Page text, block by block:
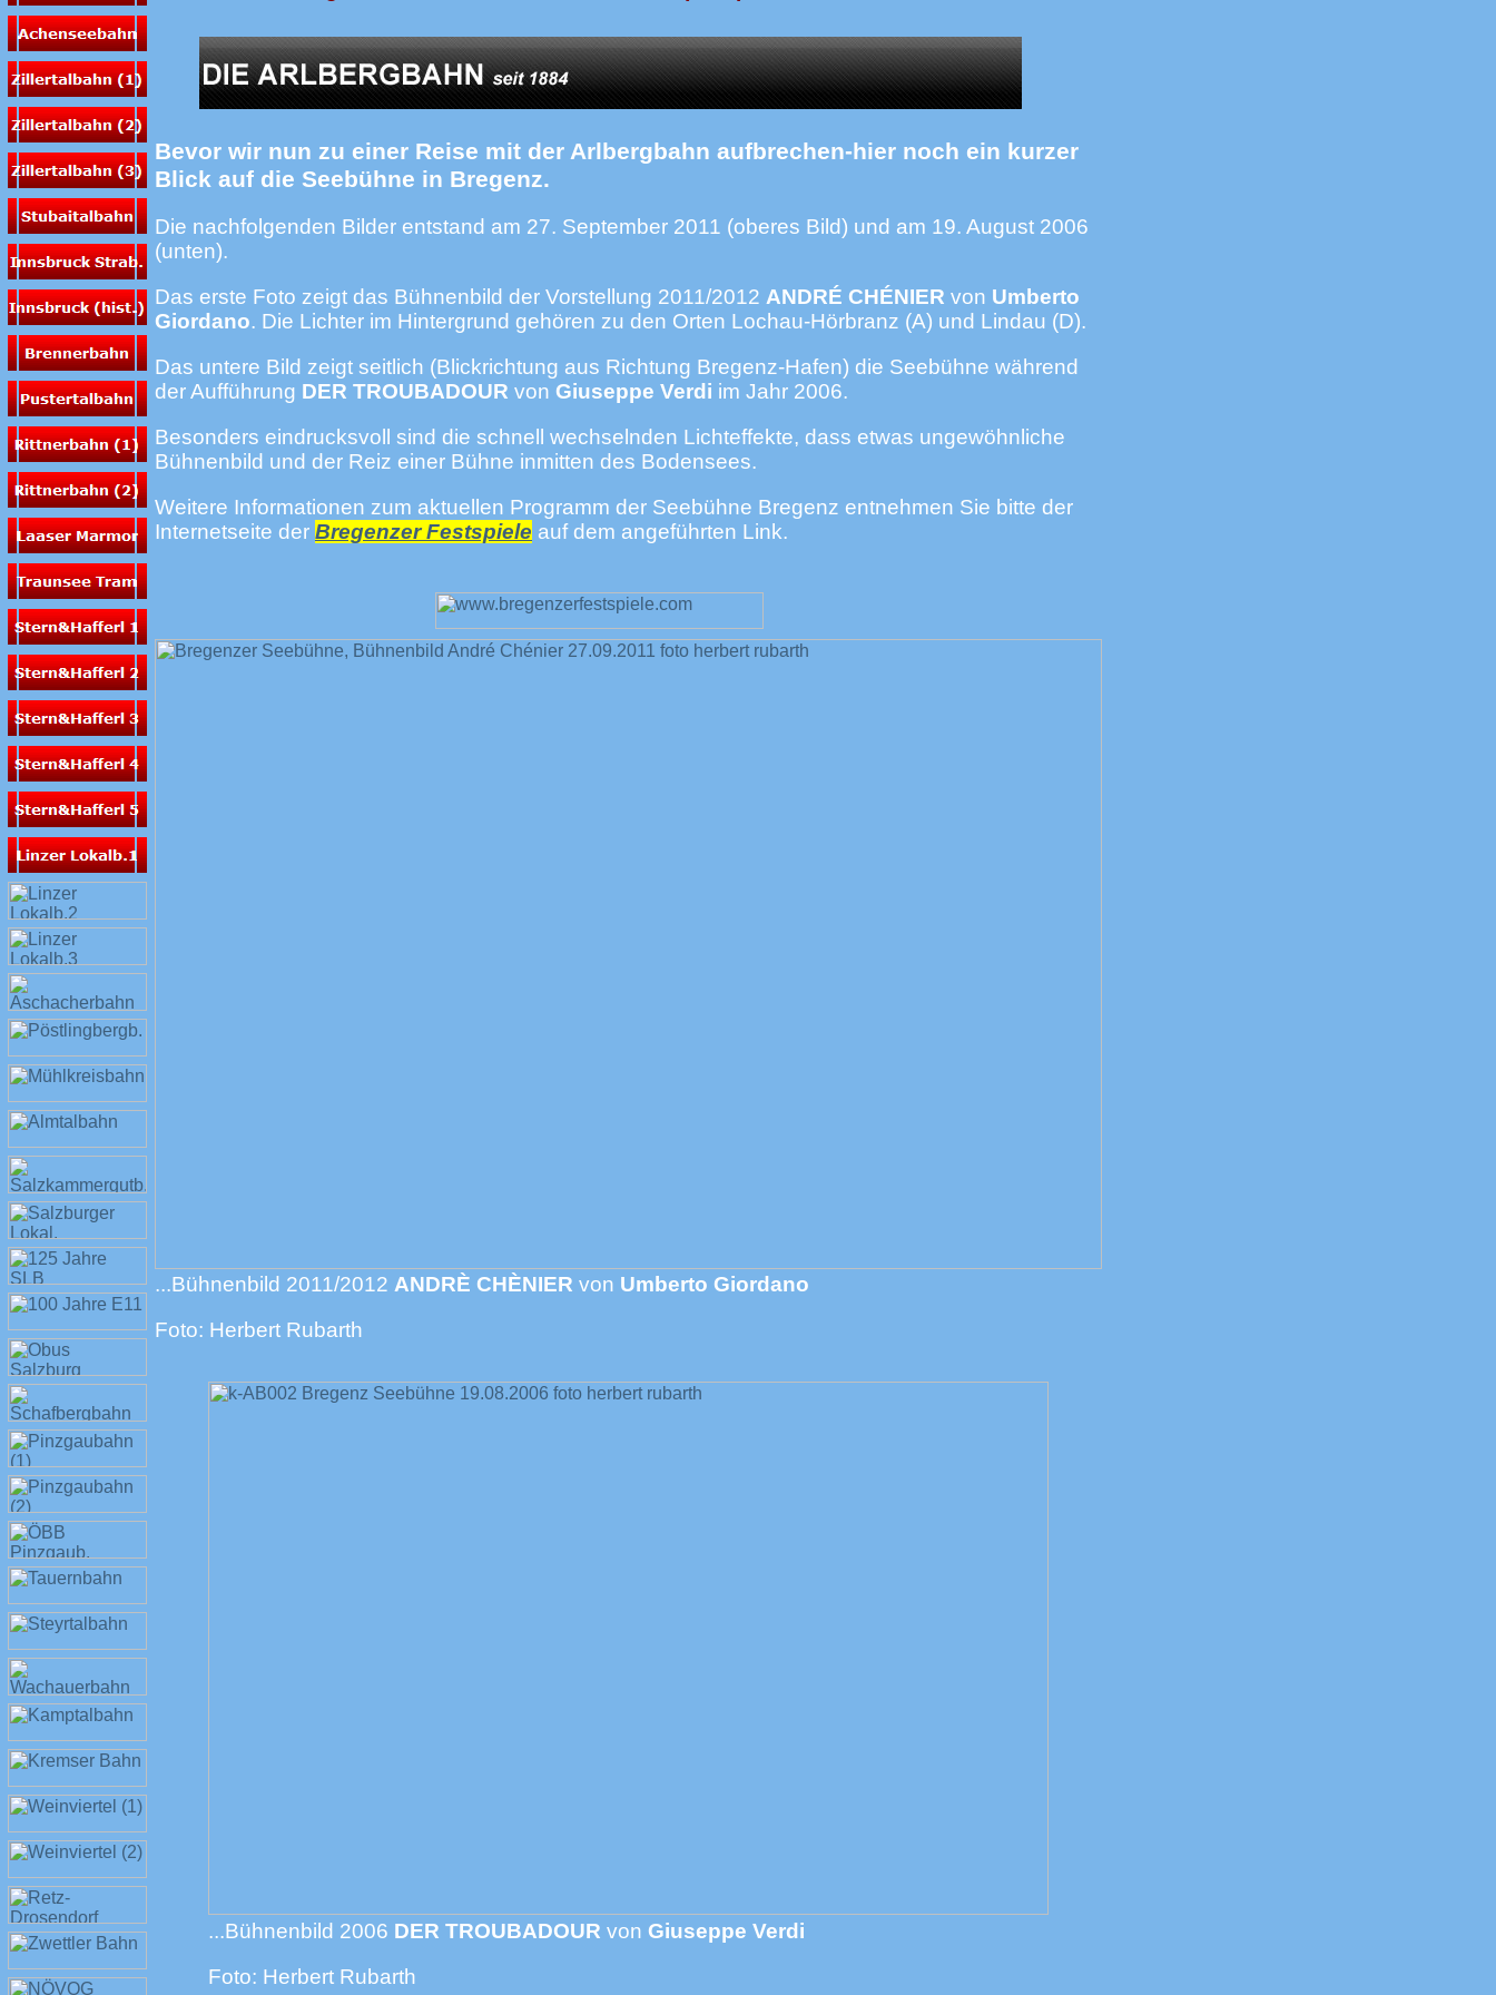
Bevor wir nun zu einer Reise mit der Arlbergbahn aufbrechen-hier noch ein kurzer
Blick auf die Seebühne in Bregenz.
Die nachfolgenden Bilder entstand am 27. September 2011 (oberes Bild) und am 19. August 2006
(unten).
Das erste Foto zeigt das Bühnenbild der Vorstellung 2011/2012 ANDRÉ CHÉNIER von Umberto
Giordano. Die Lichter im Hintergrund gehören zu den Orten Lochau-Hörbranz (A) und Lindau (D).
Das untere Bild zeigt seitlich (Blickrichtung aus Richtung Bregenz-Hafen) die Seebühne während
der Aufführung DER TROUBADOUR von Giuseppe Verdi im Jahr 2006.
Besonders eindrucksvoll sind die schnell wechselnden Lichteffekte, dass etwas ungewöhnliche
Bühnenbild und der Reiz einer Bühne inmitten des Bodensees.
Weitere Informationen zum aktuellen Programm der Seebühne Bregenz entnehmen Sie bitte der
Internetseite der Bregenzer Festspiele auf dem angeführten Link.
...Bühnenbild 2011/2012 ANDRÈ CHÈNIER von Umberto Giordano
Foto: Herbert Rubarth
...Bühnenbild 2006 DER TROUBADOUR von Giuseppe Verdi
Foto: Herbert Rubarth